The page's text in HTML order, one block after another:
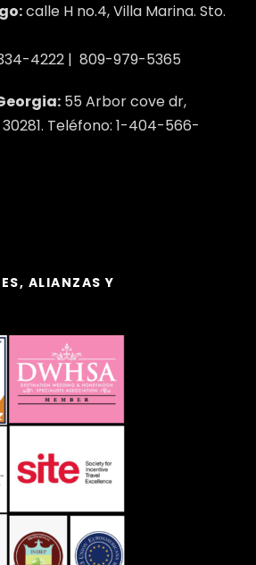
calle H no.4, Villa Marina. Sto.
4222 | 809-979-5365
55 Arbor cove dr,
Teléfono: 1-404-566-
ALIANZAS Y